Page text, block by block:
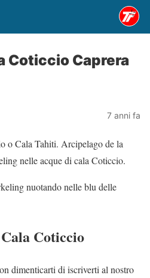
Coticcio Caprera
7 anni fa
o Cala Tahiti. Arcipelago de la
nelle acque di cala Coticcio.
nuotando nelle blu delle
Coticcio
dimenticarti di iscriverti al nostro